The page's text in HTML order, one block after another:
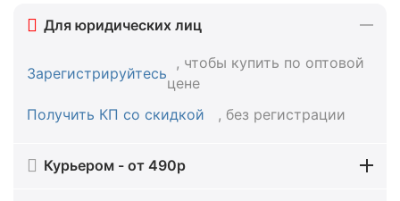
Для юридических лиц
Зарегистрируйтесь
, чтобы купить по оптовой
цене
Получить КП со скидкой
, без регистрации
Курьером - от 490р